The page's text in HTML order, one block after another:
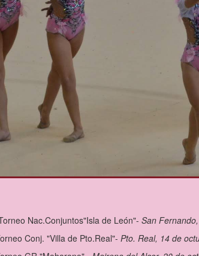
Nac.Conjuntos"Isla de León"- San
Conj. "Villa de Pto.Real"- Pto. Real, 14 de